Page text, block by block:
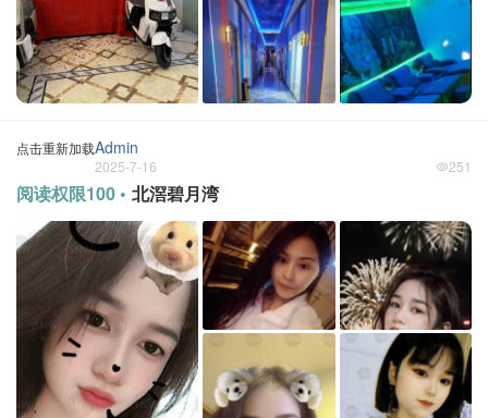
点击重新加载Admin
2025-7-16 251
阅读权限100 • 北滘碧月湾